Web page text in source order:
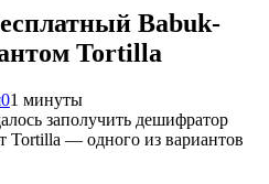
Babuk-
Tortilla
01 минуты
заполучить дешифратор
Tortilla — одного из вариантов